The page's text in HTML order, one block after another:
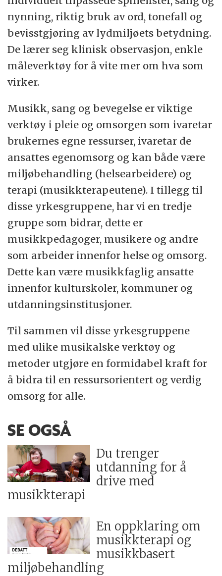
nynning, riktig bruk av ord, tonefall og
bevisstgjøring av lydmiljøets betydning.
De lærer seg klinisk observasjon, enkle
måleverktøy for å vite mer om hva som
virker.
Musikk, sang og bevegelse er viktige
verktøy i pleie og omsorgen som ivaretar
brukernes egne ressurser, ivaretar de
ansattes egenomsorg og kan både være
miljøbehandling (helsearbeidere) og
terapi (musikkterapeutene). I tillegg til
disse yrkesgruppene, har vi en tredje
gruppe som bidrar, dette er
musikkpedagoger, musikere og andre
som arbeider innenfor helse og omsorg.
Dette kan være musikkfaglig ansatte
innenfor kulturskoler, kommuner og
utdanningsinstitusjoner.
Til sammen vil disse yrkesgruppene
med ulike musikalske verktøy og
metoder utgjøre en formidabel kraft for
å bidra til en ressursorientert og verdig
omsorg for alle.
SE OGSÅ
Du trenger
utdanning for å
drive med
musikkterapi
En oppklaring om
musikkterapi og
musikkbasert
miljøbehandling